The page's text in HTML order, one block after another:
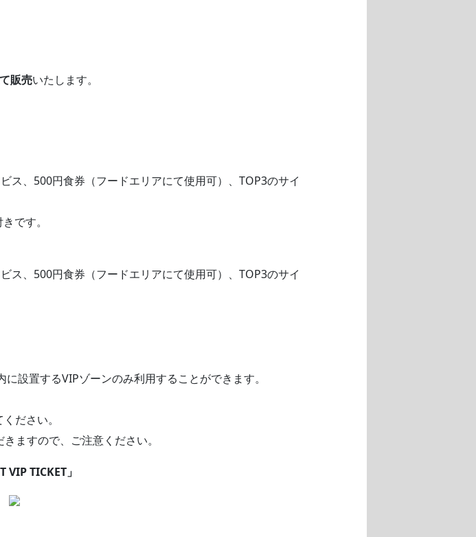
販売いたします。
ス、500円食券（フードエリアにて使用可）、TOP3のサイ
です。
ス、500円食券（フードエリアにて使用可）、TOP3のサイ
設置するVIPゾーンのみ利用することができます。
ださい。
ますので、ご注意ください。
VIP TICKET」